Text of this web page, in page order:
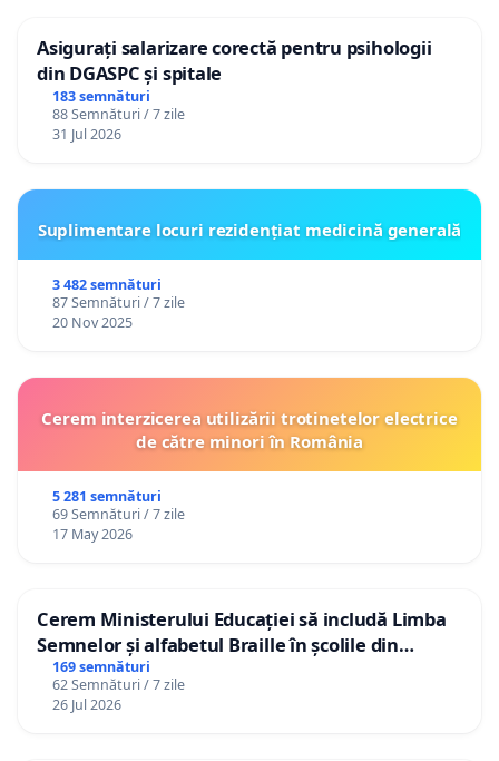
Asigurați salarizare corectă pentru psihologii
din DGASPC și spitale
183 semnături
88 Semnături / 7 zile
31 Jul 2026
Suplimentare locuri rezidențiat medicină generală
3 482 semnături
87 Semnături / 7 zile
20 Nov 2025
Cerem interzicerea utilizării trotinetelor electrice
de către minori în România
5 281 semnături
69 Semnături / 7 zile
17 May 2026
Cerem Ministerului Educației să includă Limba
Semnelor și alfabetul Braille în școlile din
Republica Moldova!
169 semnături
62 Semnături / 7 zile
26 Jul 2026